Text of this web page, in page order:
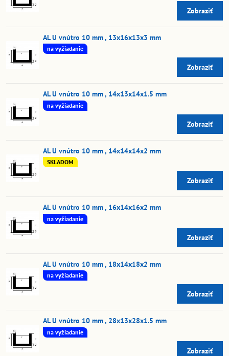
Zobraziť
AL U vnútro 10 mm , 13x16x13x3 mm
na vyžiadanie
Zobraziť
AL U vnútro 10 mm , 14x13x14x1.5 mm
na vyžiadanie
Zobraziť
AL U vnútro 10 mm , 14x14x14x2 mm
SKLADOM
Zobraziť
AL U vnútro 10 mm , 16x14x16x2 mm
na vyžiadanie
Zobraziť
AL U vnútro 10 mm , 18x14x18x2 mm
na vyžiadanie
Zobraziť
AL U vnútro 10 mm , 28x13x28x1.5 mm
na vyžiadanie
Zobraziť